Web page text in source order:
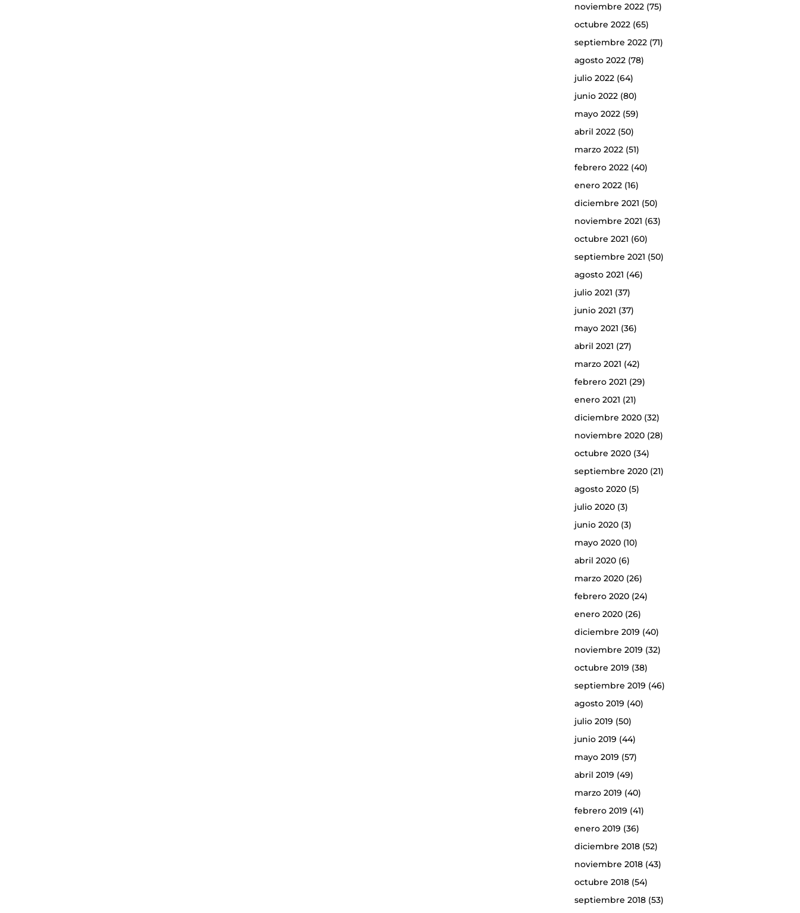
noviembre 2022(75)
octubre 2022(65)
septiembre 2022(71)
agosto 2022(78)
julio 2022(64)
junio 2022(80)
mayo 2022(59)
abril 2022(50)
marzo 2022(51)
febrero 2022(40)
enero 2022(16)
diciembre 2021 (50)
noviembre 2021 (63)
octubre 2021 (60)
septiembre 2021 (50)
agosto 2021 (46)
julio 2021 (37)
junio 2021 (37)
mayo 2021 (36)
abril 2021 (27)
marzo 2021 (42)
febrero 2021 (29)
enero 2021 (21)
diciembre 2020(32)
noviembre 2020(28)
octubre 2020(34)
septiembre 2020(21)
agosto 2020(5)
julio 2020(3)
junio 2020(3)
mayo 2020(10)
abril 2020(6)
marzo 2020(26)
febrero 2020(24)
enero 2020(26)
diciembre 2019 (40)
noviembre 2019 (32)
octubre 2019 (38)
septiembre 2019 (46)
agosto 2019 (40)
julio 2019 (50)
junio 2019 (44)
mayo 2019 (57)
abril 2019 (49)
marzo 2019 (40)
febrero 2019 (41)
enero 2019 (36)
diciembre 2018(52)
noviembre 2018(43)
octubre 2018(54)
septiembre 2018(53)